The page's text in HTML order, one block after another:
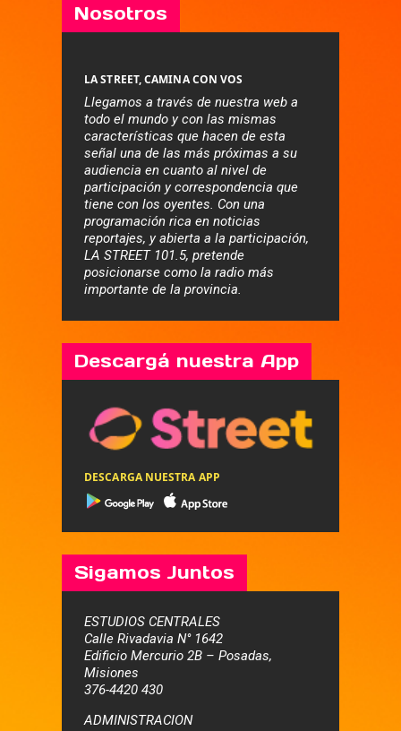
Nosotros
LA STREET, CAMINA CON VOS
Llegamos a través de nuestra web a
todo el mundo y con las mismas
características que hacen de esta
señal una de las más próximas a su
audiencia en cuanto al nivel de
participación y correspondencia que
tiene con los oyentes. Con una
programación rica en noticias
reportajes, y abierta a la participación,
LA STREET 101.5, pretende
posicionarse como la radio más
importante de la provincia.
Descargá nuestra App
DESCARGA NUESTRA APP
Sigamos Juntos
ESTUDIOS CENTRALES
Calle Rivadavia N° 1642
Edificio Mercurio 2B – Posadas,
Misiones
376-4420 430
ADMINISTRACION